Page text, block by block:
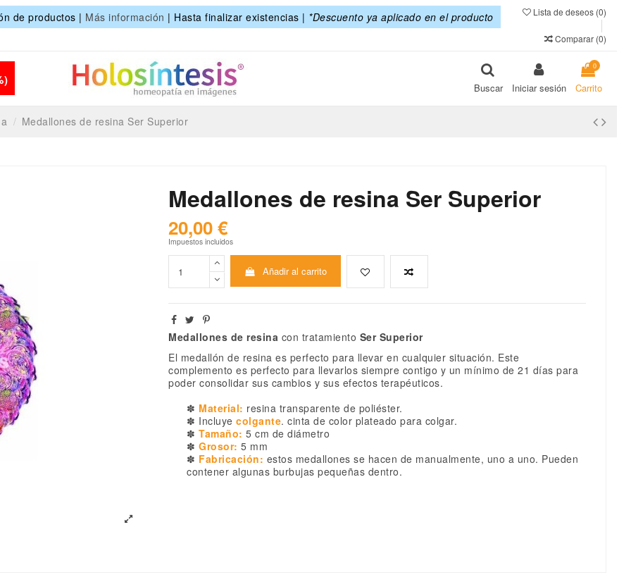
de productos | Más información | Hasta finalizar existencias | *Descuento ya aplicado en el producto Lista de deseos (0)
Comparar (0)
Buscar Iniciar sesión
0
Carrito
Medallones de resina Ser Superior
Medallones de resina Ser Superior
20,00 €
Impuestos incluidos
Añadir al carrito
Medallones de resina con tratamiento Ser Superior
El medallón de resina es perfecto para llevar en cualquier situación. Este
complemento es perfecto para llevarlos siempre contigo y un mínimo de 21 días para
poder consolidar sus cambios y sus efectos terapéuticos.
✽ Material: resina transparente de poliéster.
✽ Incluye colgante. cinta de color plateado para colgar.
✽ Tamaño: 5 cm de diámetro
✽ Grosor: 5 mm
✽ Fabricación: estos medallones se hacen de manualmente, uno a uno. Pueden
contener algunas burbujas pequeñas dentro.